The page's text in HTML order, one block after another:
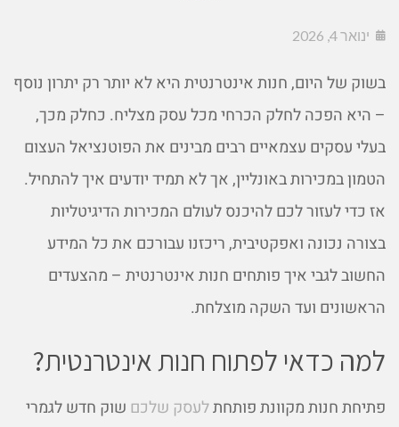
ינואר 4, 2026
בשוק של היום, חנות אינטרנטית היא לא יותר רק יתרון נוסף
– היא הפכה לחלק הכרחי מכל עסק מצליח. כחלק מכך,
בעלי עסקים עצמאיים רבים מבינים את הפוטנציאל העצום
הטמון במכירות באונליין, אך לא תמיד יודעים איך להתחיל.
אז כדי לעזור לכם להיכנס לעולם המכירות הדיגיטליות
בצורה נכונה ואפקטיבית, ריכזנו עבורכם את כל המידע
החשוב לגבי איך פותחים חנות אינטרנטית – מהצעדים
הראשונים ועד השקה מוצלחת.
למה כדאי לפתוח חנות אינטרנטית?
פתיחת חנות מקוונת פותחתלעסק שלכם שוק חדש לגמרי